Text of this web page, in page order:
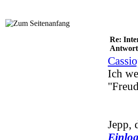
Re:
Antwort
Ich
Jepp,